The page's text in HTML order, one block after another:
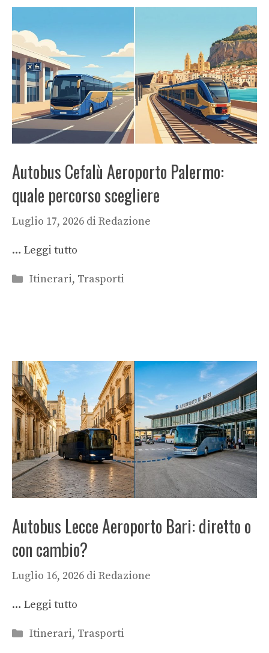
Autobus Cefalù Aeroporto Palermo:
quale percorso scegliere
Luglio 17, 2026 di Redazione
… Leggi tutto
Categorie
Itinerari, Trasporti
Autobus Lecce Aeroporto Bari: diretto o
con cambio?
Luglio 16, 2026 di Redazione
… Leggi tutto
Categorie
Itinerari, Trasporti